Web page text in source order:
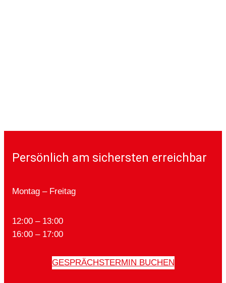
Persönlich am sichersten erreichbar
Montag – Freitag
12:00 – 13:00
16:00 – 17:00
GESPRÄCHSTERMIN BUCHEN